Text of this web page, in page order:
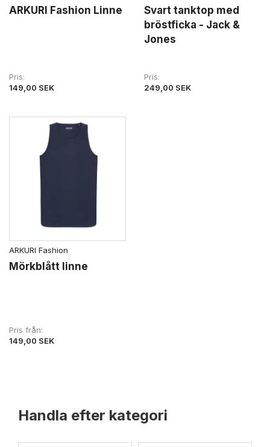
ARKURI Fashion Linne
Pris
149,00 SEK
Svart tanktop med
bröstficka - Jack &
Jones
Pris
249,00 SEK
ARKURI Fashion
Mörkblått linne
Pris från
149,00 SEK
Handla efter kategori